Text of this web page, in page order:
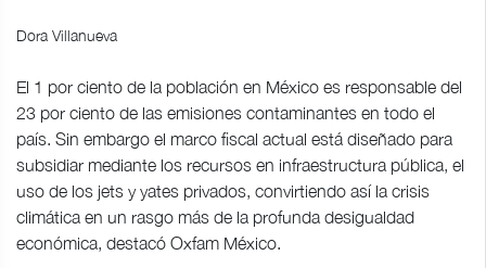
Dora Villanueva
El 1 por ciento de la población en México es responsable del
23 por ciento de las emisiones contaminantes en todo el
país. Sin embargo el marco fiscal actual está diseñado para
subsidiar mediante los recursos en infraestructura pública, el
uso de los jets y yates privados, convirtiendo así la crisis
climática en un rasgo más de la profunda desigualdad
económica, destacó Oxfam México.